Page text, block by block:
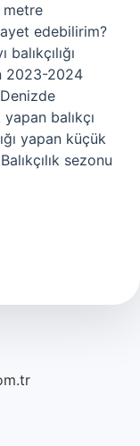
metre
edebilirim?
2023-2024
balıkçı
yapan küçük
sezonu